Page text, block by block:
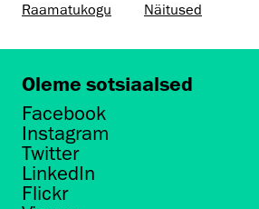
Raamatukogu
Näitused
Oleme sotsiaalsed
Facebook
Instagram
Twitter
LinkedIn
Flickr